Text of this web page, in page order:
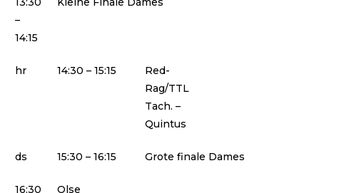
–
14:15
hr 14:30 – 15:15
Red-
Rag/TTL
Tach. –
Quintus
ds 15:30 – 16:15 Grote finale Dames
16:30 Olse